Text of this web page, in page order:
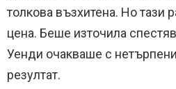
толкова възхитена. Но тази
цена. Беше източила
Уенди очакваше с
резултат.